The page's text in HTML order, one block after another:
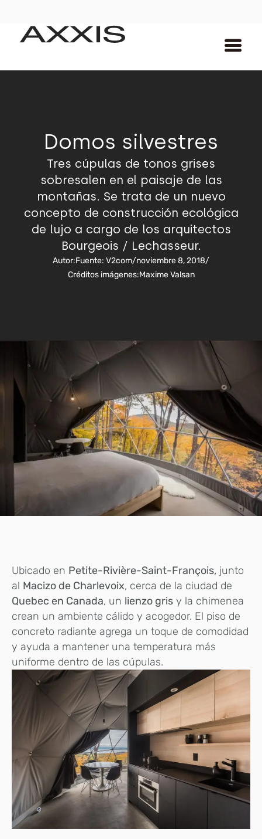
Domos silvestres
Tres cúpulas de tonos grises
sobresalen en el paisaje de las
montañas. Se trata de un nuevo
concepto de construcción ecológica
de lujo a cargo de los arquitectos
Bourgeois / Lechasseur.
Autor:Fuente: V2com/noviembre 8, 2018/
Créditos imágenes:Maxime Valsan
Ubicado en Petite-Rivière-Saint-François, junto
al Macizo de Charlevoix, cerca de la ciudad de
Quebec en Canada, un lienzo gris y la chimenea
crean un ambiente cálido y acogedor. El piso de
concreto radiante agrega un toque de comodidad
y ayuda a mantener una temperatura más
uniforme dentro de las cúpulas.